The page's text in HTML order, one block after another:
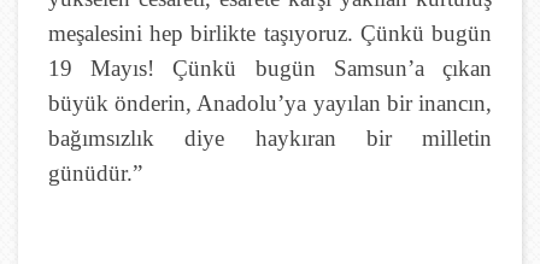
meşalesini hep birlikte taşıyoruz. Çünkü bugün
19 Mayıs! Çünkü bugün Samsun’a çıkan
büyük önderin, Anadolu’ya yayılan bir inancın,
bağımsızlık diye haykıran bir milletin
günüdür.”